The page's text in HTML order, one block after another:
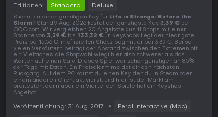
Editionen: Standard Deluxe
Suchst du einen günstigen Key für Life is Strange: Before the
Storm? Stand 9 Aug. 2026 kostet der günstigste Key 3,39 € bei
GOG.com. Wir vergleichen 20 Angebote aus 11 Shops mit einer
Spanne von 3,39 € bis 133,32 €. In Keyshops liegt der niedrigste
Preis bei 15,56 €, in offiziellen Shops beginnt er bei 3,39 €. Bei so
vielen Verkäufern beträgt der Abstand zwischen den Extremen oft
ein Vielfaches, die Shopwahl wiegt hier also schwerer als das
Warten auf einen Sale. Dieses Spiel war schon günstiger, an 85%
der Tage mit Daten. Ein Preisalarm meldet dir den nächsten
Rückgang. Auf dem PC kaufst du einen Key, den du in Steam oder
einem anderen Client aktivierst, und hier ist der Markt am
breitesten, denn über ein Viertel der Spiele hat ein Keyshop-
Angebot.
Veröffentlichung: 31 Aug. 2017 Feral Interactive (Mac)